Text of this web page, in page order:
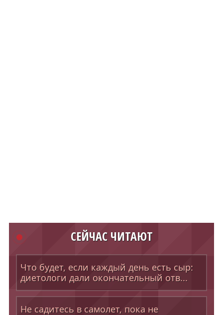
СЕЙЧАС ЧИТАЮТ
Что будет, если каждый день есть сыр:
диетологи дали окончательный отв...
Не садитесь в самолет, пока не